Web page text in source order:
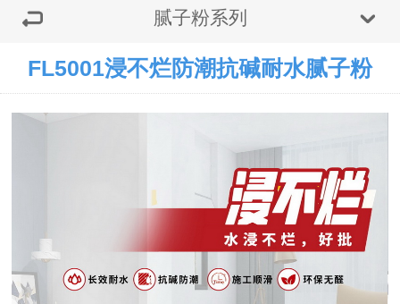
腻子粉系列
FL5001浸不烂防潮抗碱耐水腻子粉